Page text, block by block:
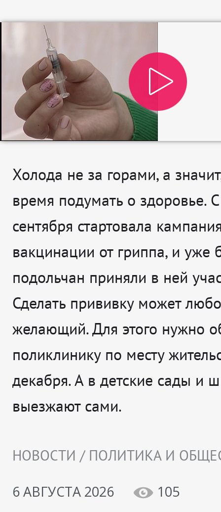
Холода не за горами, а
время подумать о здоровье.
сентября стартовала
вакцинации от гриппа, и уже
подольчан приняли в ней
Сделать прививку может
желающий. Для этого нужно
поликлинику по месту
декабря. А в детские сады и
выезжают сами.
НОВОСТИ / ПОЛИТИКА И
6 АВГУСТА 2026
105